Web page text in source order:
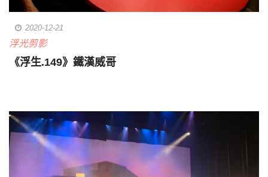
2020-12-21
浮光剪影
《浮生.149》鐵漢威哥